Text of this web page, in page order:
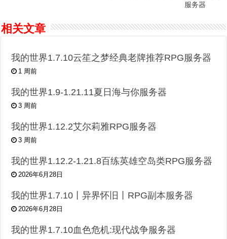
服务器
相关文章
我的世界1.7.10云笙之梦经典老牌推荐RPG服务器
1 周前
我的世界1.9-1.21.11夏日海与你服务器
3 周前
我的世界1.12.2艾尔莉雅RPG服务器
3 周前
我的世界1.12.2-1.21.8百练英雄空岛类RPG服务器
2026年6月28日
我的世界1.7.10丨异界怀旧丨RPG副本服务器
2026年6月28日
我的世界1.7.10血色危机:现代战争服务器